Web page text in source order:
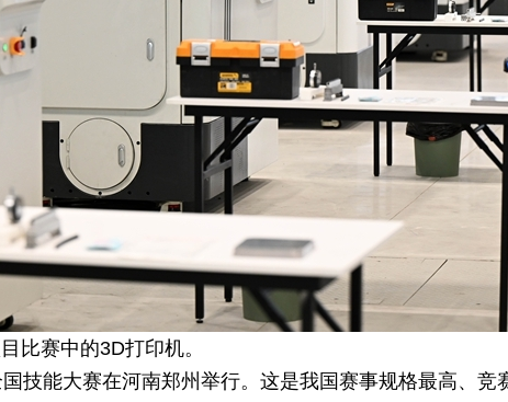
比赛中的3D打印机。
技能大赛在河南郑州举行。这是我国赛事规格最高、